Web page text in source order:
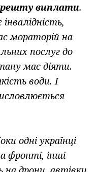
виплати.
мораторій на
послуг до
має діяти.
води. І
одні українці
фронті, інші